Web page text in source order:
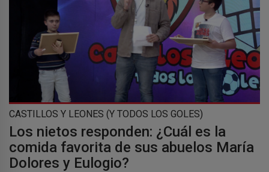
CASTILLOS Y LEONES (Y TODOS LOS GOLES)
Los nietos responden: ¿Cuál es la
comida favorita de sus abuelos María
Dolores y Eulogio?